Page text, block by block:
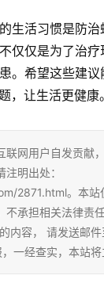
生活习惯是防治
仅仅是为了治
。希望这些建
，让生活更健康。
联网用户自发贡献
明出处：
2871.html。本站
不承担相关法律责
内容， 请发送邮件
一经查实，本站将